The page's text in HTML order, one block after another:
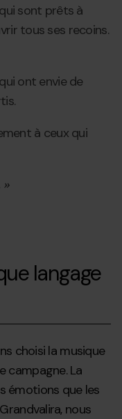
sont prêts à
tous ses recoins.
ont envie de
à ceux qui
»
langage
choisi la musique
campagne. La
émotions que les
nous